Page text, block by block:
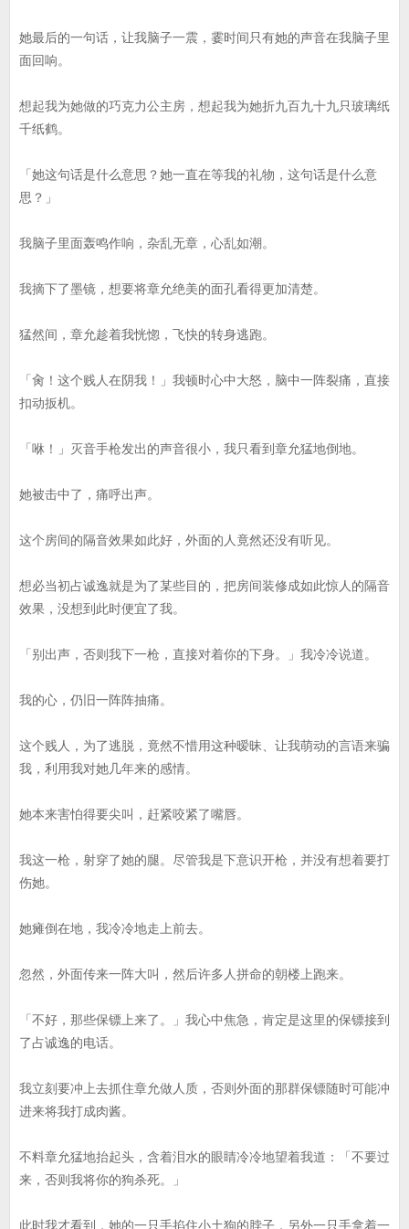
她最后的一句话，让我脑子一震，霎时间只有她的声音在我脑子里
面回响。
想起我为她做的巧克力公主房，想起我为她折九百九十九只玻璃纸
千纸鹤。
「她这句话是什么意思？她一直在等我的礼物，这句话是什么意
思？」
我脑子里面轰鸣作响，杂乱无章，心乱如潮。
我摘下了墨镜，想要将章允绝美的面孔看得更加清楚。
猛然间，章允趁着我恍惚，飞快的转身逃跑。
「肏！这个贱人在阴我！」我顿时心中大怒，脑中一阵裂痛，直接
扣动扳机。
「咻！」灭音手枪发出的声音很小，我只看到章允猛地倒地。
她被击中了，痛呼出声。
这个房间的隔音效果如此好，外面的人竟然还没有听见。
想必当初占诚逸就是为了某些目的，把房间装修成如此惊人的隔音
效果，没想到此时便宜了我。
「别出声，否则我下一枪，直接对着你的下身。」我冷冷说道。
我的心，仍旧一阵阵抽痛。
这个贱人，为了逃脱，竟然不惜用这种暧昧、让我萌动的言语来骗
我，利用我对她几年来的感情。
她本来害怕得要尖叫，赶紧咬紧了嘴唇。
我这一枪，射穿了她的腿。尽管我是下意识开枪，并没有想着要打
伤她。
她瘫倒在地，我冷冷地走上前去。
忽然，外面传来一阵大叫，然后许多人拼命的朝楼上跑来。
「不好，那些保镖上来了。」我心中焦急，肯定是这里的保镖接到
了占诚逸的电话。
我立刻要冲上去抓住章允做人质，否则外面的那群保镖随时可能冲
进来将我打成肉酱。
不料章允猛地抬起头，含着泪水的眼睛冷冷地望着我道：「不要过
来，否则我将你的狗杀死。」
此时我才看到，她的一只手掐住小土狗的脖子，另外一只手拿着一